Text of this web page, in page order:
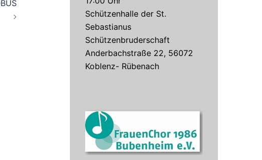
Schützenhalle der St.
Sebastianus
Schützenbruderschaft
Anderbachstraße 22, 56072
Koblenz- Rübenach